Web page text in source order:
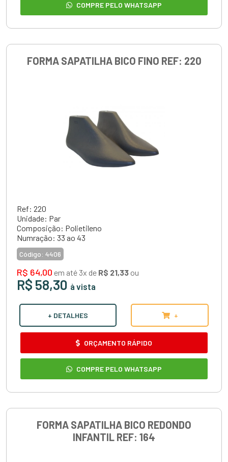
COMPRE PELO WHATSAPP
FORMA SAPATILHA BICO FINO REF: 220
Ref: 220
Unidade: Par
Composição: Polietileno
Numração: 33 ao 43
Código: 4406
R$ 64,00 em até 3x de R$ 21,33 ou
R$ 58,30 à vista
+ DETALHES +
ORÇAMENTO RÁPIDO
COMPRE PELO WHATSAPP
FORMA SAPATILHA BICO REDONDO
INFANTIL REF: 164